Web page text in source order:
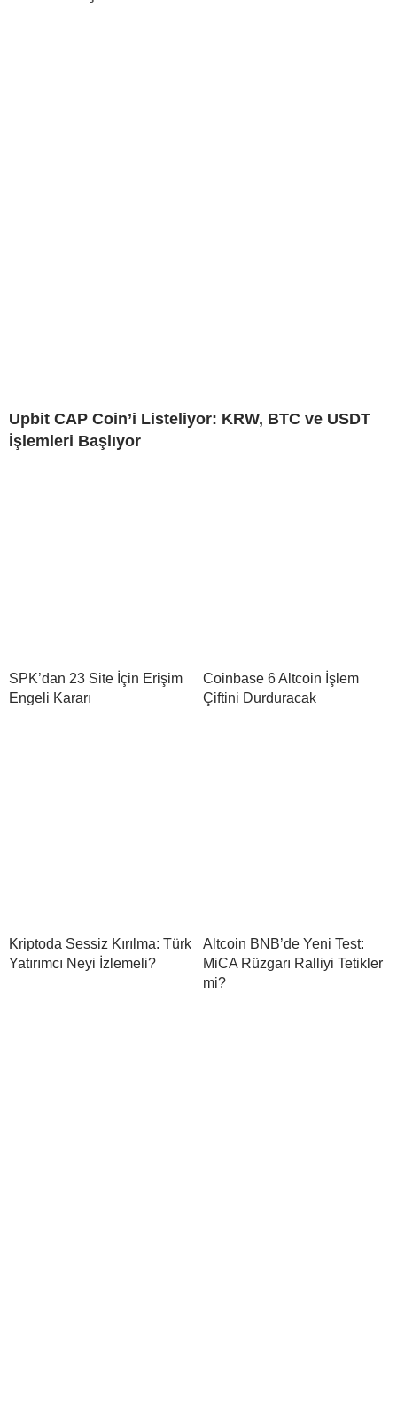
Upbit CAP Coin’i Listeliyor: KRW, BTC ve USDT
İşlemleri Başlıyor
SPK’dan 23 Site İçin Erişim
Engeli Kararı
Coinbase 6 Altcoin İşlem
Çiftini Durduracak
Kriptoda Sessiz Kırılma: Türk
Yatırımcı Neyi İzlemeli?
Altcoin BNB’de Yeni Test:
MiCA Rüzgarı Ralliyi Tetikler
mi?